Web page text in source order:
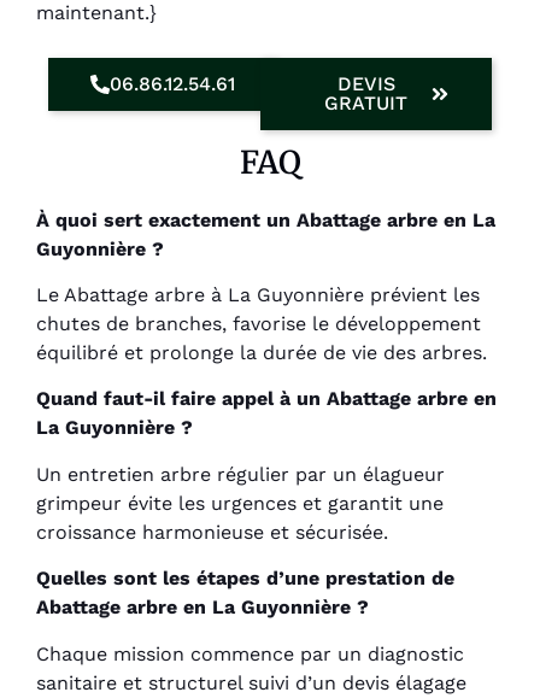
maintenant.}
06.86.12.54.61
DEVIS
GRATUIT
FAQ
À quoi sert exactement un Abattage arbre en La
Guyonnière ?
Le Abattage arbre à La Guyonnière prévient les
chutes de branches, favorise le développement
équilibré et prolonge la durée de vie des arbres.
Quand faut-il faire appel à un Abattage arbre en
La Guyonnière ?
Un entretien arbre régulier par un élagueur
grimpeur évite les urgences et garantit une
croissance harmonieuse et sécurisée.
Quelles sont les étapes d’une prestation de
Abattage arbre en La Guyonnière ?
Chaque mission commence par un diagnostic
sanitaire et structurel suivi d’un devis élagage